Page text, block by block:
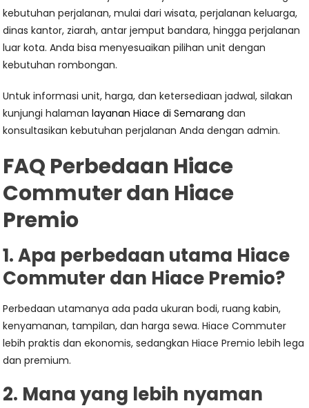
kebutuhan perjalanan, mulai dari wisata, perjalanan keluarga,
dinas kantor, ziarah, antar jemput bandara, hingga perjalanan
luar kota. Anda bisa menyesuaikan pilihan unit dengan
kebutuhan rombongan.
Untuk informasi unit, harga, dan ketersediaan jadwal, silakan
kunjungi halamanlayanan Hiace di Semarang dan
konsultasikan kebutuhan perjalanan Anda dengan admin.
FAQ Perbedaan Hiace
Commuter dan Hiace
Premio
1. Apa perbedaan utama Hiace
Commuter dan Hiace Premio?
Perbedaan utamanya ada pada ukuran bodi, ruang kabin,
kenyamanan, tampilan, dan harga sewa. Hiace Commuter
lebih praktis dan ekonomis, sedangkan Hiace Premio lebih lega
dan premium.
2. Mana yang lebih nyaman